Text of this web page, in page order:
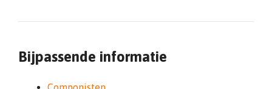
Bijpassende informatie